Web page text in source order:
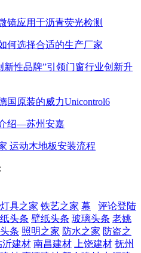
镜应用于沥青荧光检测
何选择合适的生产厂家
新性品牌”引领门窗行业创新升
国原装的威力Unicontrol6
绍—苏州安嘉
运动木地板安装流程
评论登陆
灯具之家 铁艺之家 幕
头条 壁纸头条 玻璃头条 老姚
条 照明之家 防水之家 防盗之
沂建材 南昌建材 上饶建材 抚州